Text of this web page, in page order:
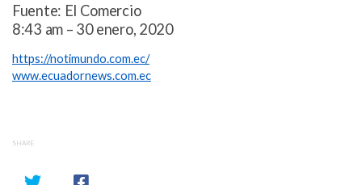
Fuente: El Comercio
8:43 am – 30 enero, 2020
https://notimundo.com.ec/
www.ecuadornews.com.ec
SHARE